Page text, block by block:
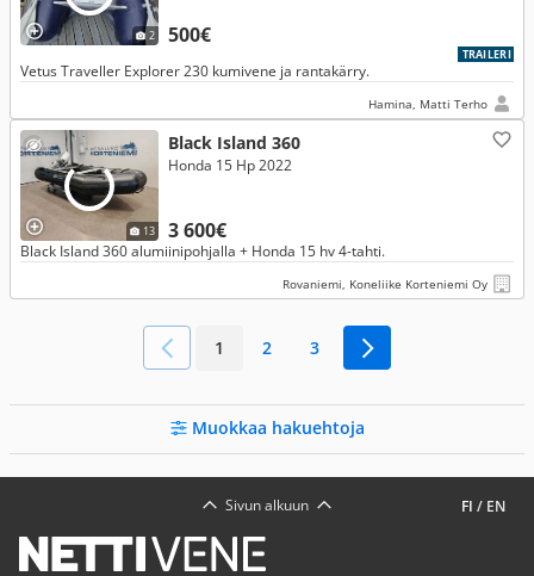
2 500€
TRAILERI
Vetus Traveller Explorer 230 kumivene ja rantakärry.
Hamina, Matti Terho
13
Black Island 360
3 600€
Honda 15 Hp 2022
Black Island 360 alumiinipohjalla + Honda 15 hv 4-tahti.
Rovaniemi, Koneliike Korteniemi Oy
1 2 3
Muokkaa hakuehtoja
FI / EN
Sivun alkuun